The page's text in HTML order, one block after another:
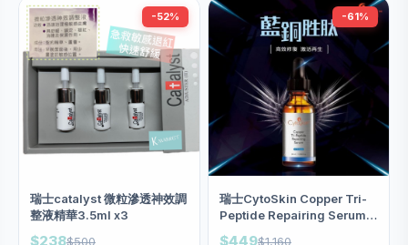
-52%
瑞士catalyst 微粒滲透神效調
整液精華3.5ml x3
$238$500
-61%
瑞士CytoSkin Copper Tri-
Peptide Repairing Serum藍
$449$1,160